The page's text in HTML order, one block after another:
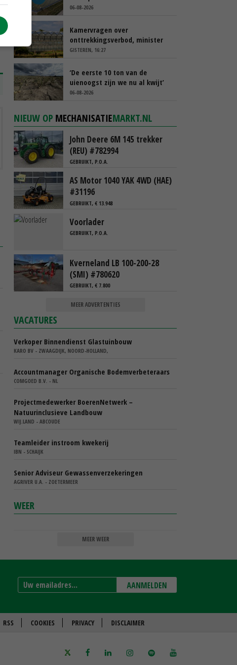
afgelopen week al leeg’
06-08-2026
Kamervragen over
onttrekkingsverbod, minister
spreekt van ‘ondernemersrisico’
GISTEREN, 16:27
‘De eerste 10 ton van de
uienoogst zijn we nu al kwijt’
06-08-2026
NIEUW OP MECHANISATIEMARKT.NL
John Deere 6M 145 trekker
(REU) #782994
GEBRUIKT, P.O.A.
AS Motor 1040 YAK 4WD (HAE)
#31196
GEBRUIKT, € 13.948
Voorlader
GEBRUIKT, P.O.A.
Kverneland LB 100-200-28
(SMI) #780620
GEBRUIKT, € 7.800
MEER ADVERTENTIES
VACATURES
Verkoper Binnendienst Glastuinbouw
KARO BV - ZWAAGDIJK, NOORD-HOLLAND,
Accountmanager Organische Bodemverbeteraars
COMGOED B.V. - NL
Projectmedewerker BoerenNetwerk –
Natuurinclusieve Landbouw
WIJ.LAND - ABCOUDE
Teamleider instroom kwekerij
IBN - SCHAIJK
Senior Adviseur Gewassenverzekeringen
AGRIVER U.A. - ZOETERMEER
WEER
MEER WEER
AANMELDEN
RSS COOKIES PRIVACY DISCLAIMER